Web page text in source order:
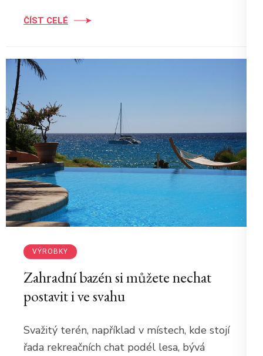
ČÍST CELÉ
VÝROBKY
Zahradní bazén si můžete nechat
postavit i ve svahu
Svažitý terén, například v místech, kde stojí
řada rekreačních chat podél lesa, bývá